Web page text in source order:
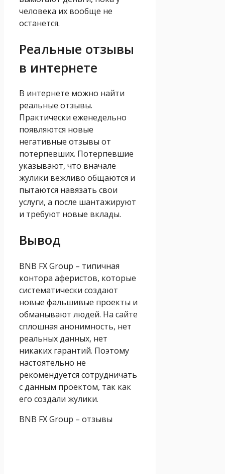
человека их вообще не
останется.
Реальные отзывы
в интернете
В интернете можно найти
реальные отзывы.
Практически еженедельно
появляются новые
негативные отзывы от
потерпевших. Потерпевшие
указывают, что вначале
жулики вежливо общаются и
пытаются навязать свои
услуги, а после шантажируют
и требуют новые вклады.
Вывод
BNB FX Group – типичная
контора аферистов, которые
систематически создают
новые фальшивые проекты и
обманывают людей. На сайте
сплошная анонимность, нет
реальных данных, нет
никаких гарантий. Поэтому
настоятельно не
рекомендуется сотрудничать
с данным проектом, так как
его создали жулики.
BNB FX Group – отзывы